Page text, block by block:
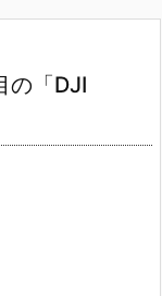
の「DJI